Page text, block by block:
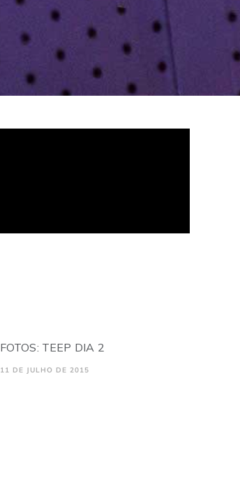
FOTOS: TEEP DIA 2
11 DE JULHO DE 2015